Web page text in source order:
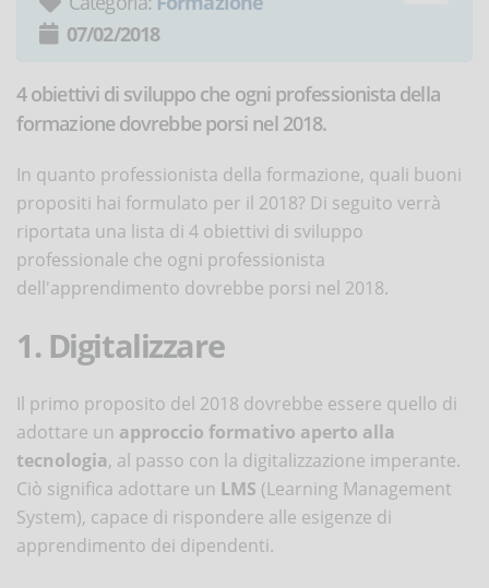
07/02/2018
4 obiettivi di sviluppo che ogni professionista della
formazione dovrebbe porsi nel 2018.
In quanto professionista della formazione, quali buoni
propositi hai formulato per il 2018? Di seguito verrà
riportata una lista di 4 obiettivi di sviluppo
professionale che ogni professionista
dell'apprendimento dovrebbe porsi nel 2018.
1. Digitalizzare
Il primo proposito del 2018 dovrebbe essere quello di
adottare un approccio formativo aperto alla
tecnologia, al passo con la digitalizzazione imperante.
Ciò significa adottare un LMS (Learning Management
System), capace di rispondere alle esigenze di
apprendimento dei dipendenti.